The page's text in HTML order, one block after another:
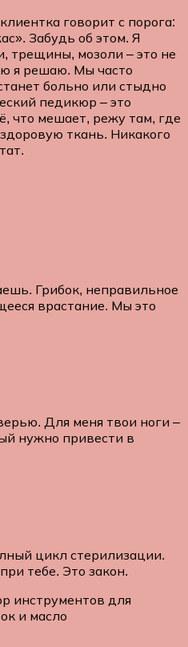
говорит с порога:
Забудь об этом. Я
трещины, мозоли – это не
я решаю. Мы часто
больно или стыдно
педикюр – это
что мешает, режу там, где
ткань. Никакого
Грибок, неправильное
врастание. Мы это
Для меня твои ноги –
нужно привести в
цикл стерилизации.
тебе. Это закон.